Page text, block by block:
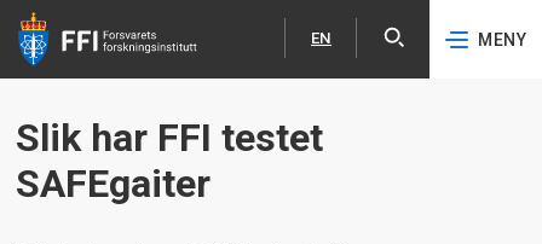
Hopp til hovedinnhold
EN
English MENY
Slik har FFI testet
SAFEgaiter